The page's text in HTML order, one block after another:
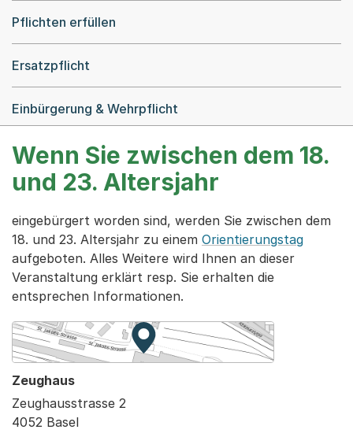
Pflichten erfüllen
Ersatzpflicht
Einbürgerung & Wehrpflicht
Wenn Sie zwischen dem 18.
und 23. Altersjahr
eingebürgert worden sind, werden Sie zwischen dem
18. und 23. Altersjahr zu einem Orientierungstag
aufgeboten. Alles Weitere wird Ihnen an dieser
Veranstaltung erklärt resp. Sie erhalten die
entsprechen Informationen.
Zur Karte von MapBS.
Externer Link, wird in einem
Zeughaus
Zeughausstrasse 2
4052 Basel